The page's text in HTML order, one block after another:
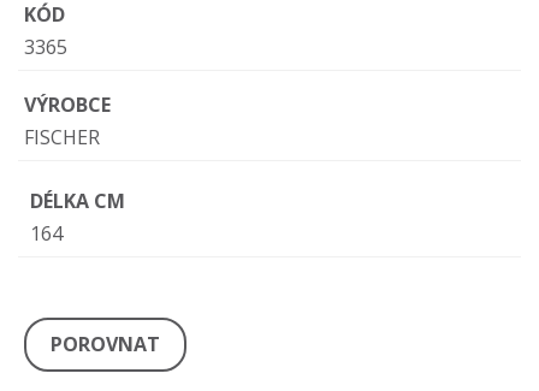
KÓD
3365
VÝROBCE
FISCHER
DÉLKA CM
164
POROVNAT